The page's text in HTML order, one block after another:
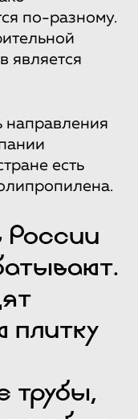
по-разному.
является
направления
есть
России
плитку
трубы,